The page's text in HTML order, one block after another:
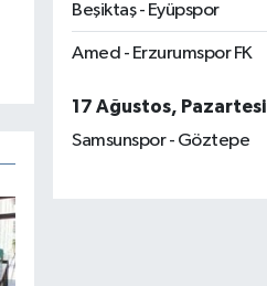
Beşiktaş - Eyüpspor
Amed - Erzurumspor FK
17 Ağustos, Pazartesi
Samsunspor - Göztepe